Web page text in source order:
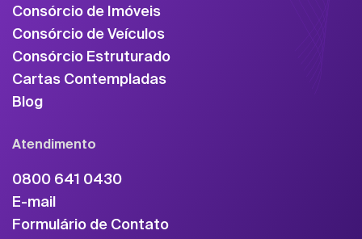
Consórcio de Imóveis
Consórcio de Veículos
Consórcio Estruturado
Cartas Contempladas
Blog
Atendimento
0800 641 0430
E-mail
Formulário de Contato